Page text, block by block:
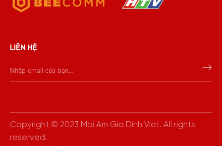
LIÊN HỆ
Copyright © 2023 Mai Am Gia Dinh Viet. All rights
reserved.